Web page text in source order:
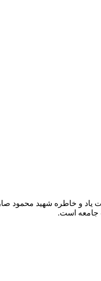
روز خبرنگار، با صدور پیامی ضمن گرامیداشت
جامعه است.